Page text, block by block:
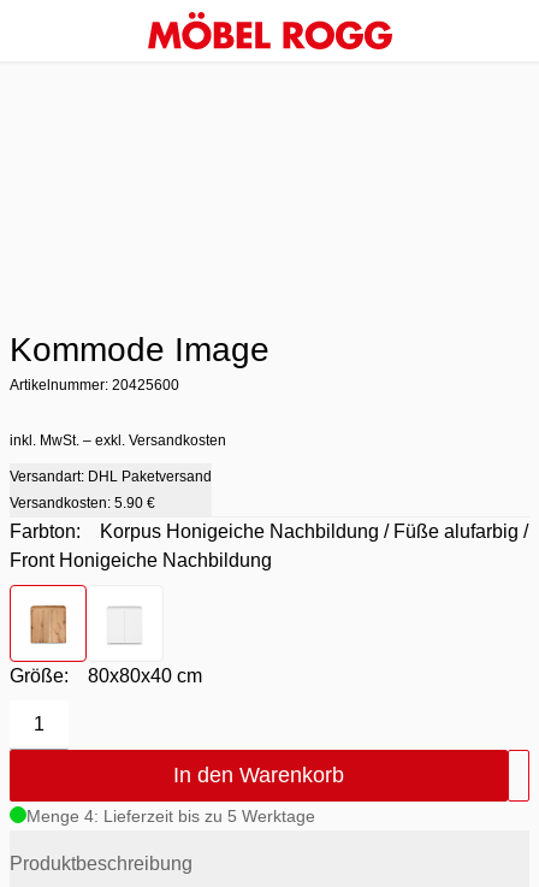
Kommode Image
Artikelnummer: 20425600
inkl. MwSt. – exkl. Versandkosten
Versandart: DHL Paketversand
Versandkosten: 5.90 €
Farbton:
Korpus Honigeiche Nachbildung / Füße alufarbig /
Front Honigeiche Nachbildung
Größe: 80x80x40 cm
1
In den Warenkorb
Menge 4: Lieferzeit bis zu 5 Werktage
Produktbeschreibung